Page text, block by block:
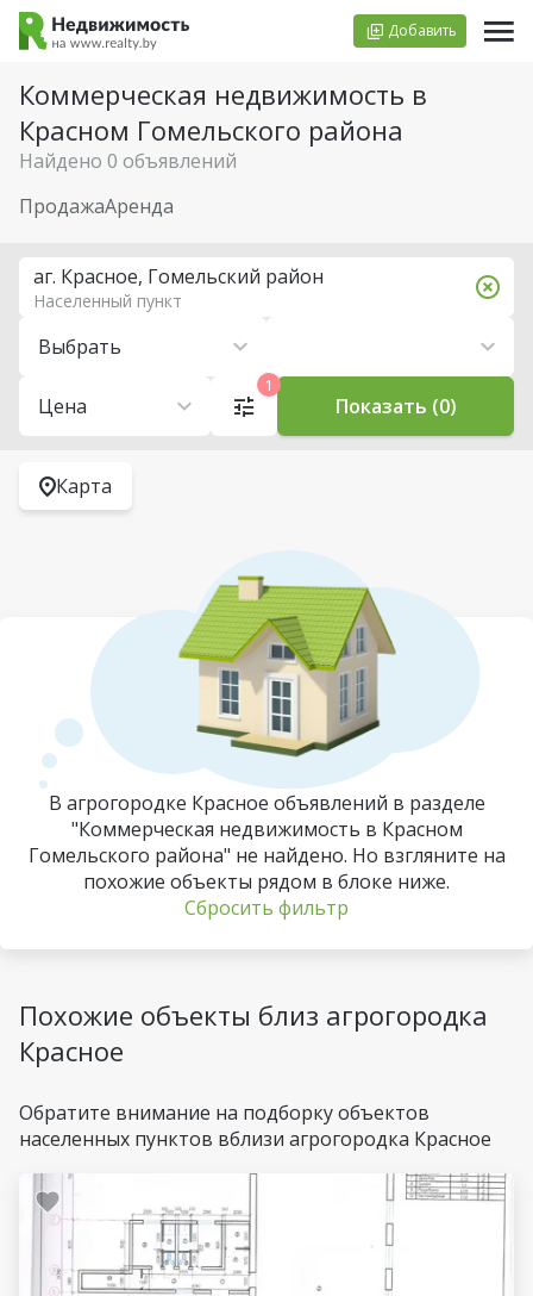
Добавить
Коммерческая недвижимость в
Красном Гомельского района
Найдено 0 объявлений
ПродажаАренда
Выбрать
Цена
аг. Красное, Гомельский район
Населенный пункт
1
Показать (0)
Карта
В агрогородке Красное объявлений в разделе
"Коммерческая недвижимость в Красном
Гомельского района" не найдено. Но взгляните на
похожие объекты рядом в блоке ниже.
Сбросить фильтр
Похожие объекты близ агрогородка
Красное
Обратите внимание на подборку объектов
населенных пунктов вблизи агрогородка Красное